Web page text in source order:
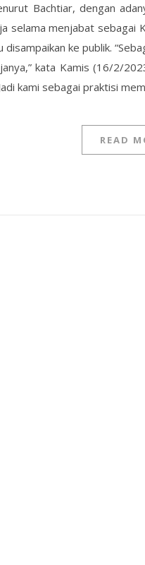
Bachtiar, dengan
selama menjabat sebagai
ke publik.
kata Kamis (16/2/
kami sebagai praktisi
READ